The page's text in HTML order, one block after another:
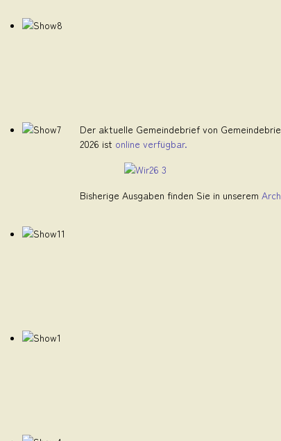
Der aktuelle Gemeindebrief von
2026 ist online verfügbar.
Bisherige Ausgaben finden Sie in unserem